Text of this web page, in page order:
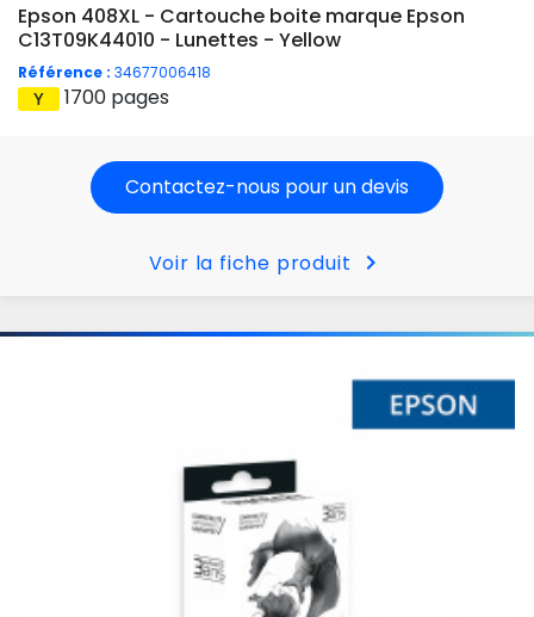
Epson 408XL - Cartouche boite marque Epson
C13T09K44010 - Lunettes - Yellow
Référence : 34677006418
1700 pages
Contactez-nous pour un devis
Voir la fiche produit chevron_right